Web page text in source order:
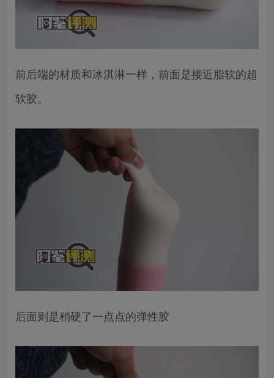
前后端的材质和冰淇淋一样，前面是接近脂软的超
软胶。
后面则是稍硬了一点点的弹性胶